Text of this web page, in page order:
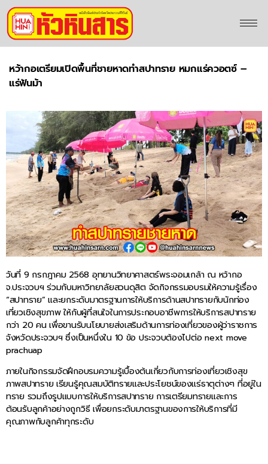
หว้ากอเตรียมเปิดพื้นที่ชายหาดทำสปาทราย หมกแร่ควอตซ์ –
แร่ฟันม้า
วันที่ 9 กรกฎาคม 2568 อุทยานวิทยาศาสตร์พระจอมเกล้า ณ หว้ากอ
จ.ประจวบฯ ร่วมกับมหาวิทยาลัยสวนดุสิต จัดกิจกรรมอบรมให้ความรู้เรื่อง
“สปาทราย” และยกระดับมาตรฐานการให้บริการด้านสปาทรายกับนักท่อง
เที่ยวเชิงสุขภาพ ให้กับผู้ที่สนใจในการประกอบอาชีพการให้บริการสปาทราย
กว่า 20 คน เพื่อขานรับนโยบายส่งเสริมด้านการท่องเที่ยวของผู้ว่าราชการ
จังหวัดประจวบฯ ซึ่งเป็นหนึ่งใน 10 ข้อ ประจวบต้องไปต่อ next move
prachuap
ภายในกิจกรรมจัดฝึกอบรมความรู้เบื้องต้นเกี่ยวกับการท่องเที่ยวเชิงสุข
ภาพสปาทราย เรียนรู้คุณสมบัติทรายและประโยชน์ของแร่ธาตุต่างๆ ที่อยู่ใน
ทราย รวมถึงรูปแบบการให้บริการสปาทราย การเตรียมทรายและการ
ต้อนรับลูกค้าอย่างถูกวิธี เพื่อยกระดับมาตรฐานของการให้บริการที่มี
คุณภาพกับลูกค้าทุกระดับ